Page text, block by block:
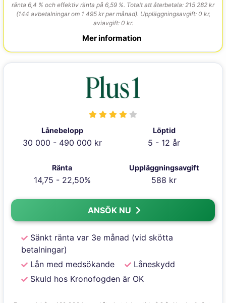
ränta 6,4 % och effektiv ränta på 6,59 %. Totalt att återbetala: 215 282 kr
(144 avbetalningar om 1 495 kr per månad). Uppläggningsavgift: 0 kr,
aviavgift: 0 kr.
Mer information
Lånebelopp
30 000 - 490 000 kr
Löptid
5 - 12 år
Ränta
14,75 - 22,50%
Uppläggningsavgift
588 kr
ANSÖK NU
Sänkt ränta var 3e månad (vid skötta
betalningar)
Lån med medsökande
Låneskydd
Skuld hos Kronofogden är OK